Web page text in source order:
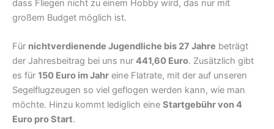
dass Fliegen nicht zu einem Hobby wird, das nur mit
großem Budget möglich ist.
Für nichtverdienende Jugendliche bis 27 Jahre beträgt
der Jahresbeitrag bei uns nur 441,60 Euro. Zusätzlich gibt
es für 150 Euro im Jahr eine Flatrate, mit der auf unseren
Segelflugzeugen so viel geflogen werden kann, wie man
möchte. Hinzu kommt lediglich eine Startgebühr von 4
Euro pro Start.